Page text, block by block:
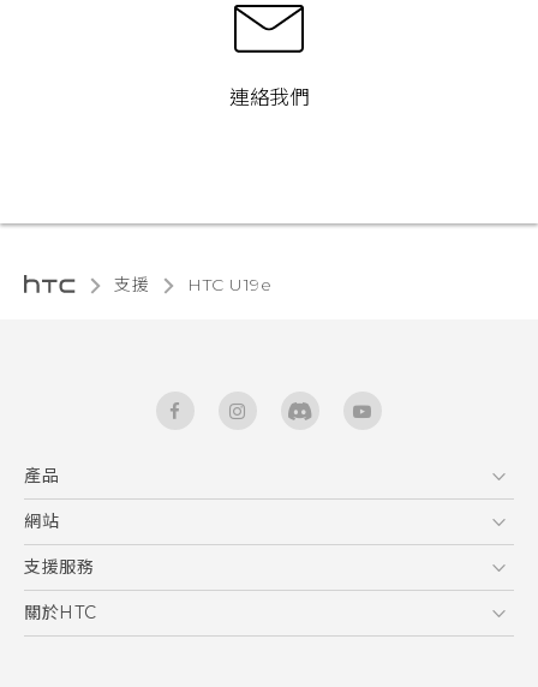
連絡我們
支援 HTC U19e‎
產品
5G
智能手機
區塊鍊手機
網站
HTC Dev
HTC Research
支援服務
服務中心
關於HTC